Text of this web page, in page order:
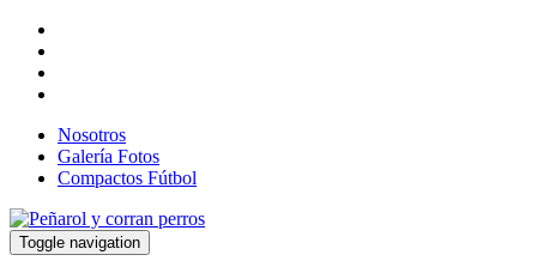
Nosotros
Galería Fotos
Compactos Fútbol
Toggle navigation